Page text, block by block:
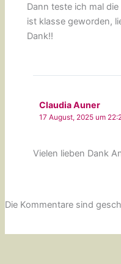
Dann teste ich mal
ist klasse geworden,
Dank!!
Claudia Auner
17 August, 2025 um
Vielen lieben Dank
Die Kommentare sind